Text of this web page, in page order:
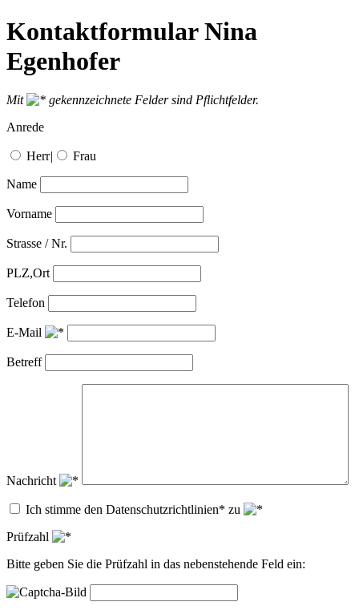
Kontaktformular Nina
Egenhofer
Mit
gekennzeichnete Felder sind Pflichtfelder.
Anrede
Herr| Frau
Name
Vorname
Strasse / Nr.
PLZ,Ort
Telefon
E-Mail
Betreff
Nachricht
Ich stimme den Datenschutzrichtlinien* zu
Prüfzahl
Bitte geben Sie die Prüfzahl in das nebenstehende Feld ein: